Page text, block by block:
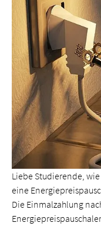
Liebe Studierende,
eine
Die Einmalzahlung